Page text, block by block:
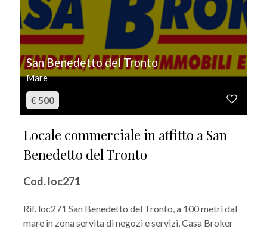
San Benedetto del Tronto
Mare
€ 500
Locale commerciale in affitto a San
Benedetto del Tronto
Cod. loc271
Rif. loc271 San Benedetto del Tronto, a 100 metri dal
mare in zona servita di negozi e servizi, Casa Broker